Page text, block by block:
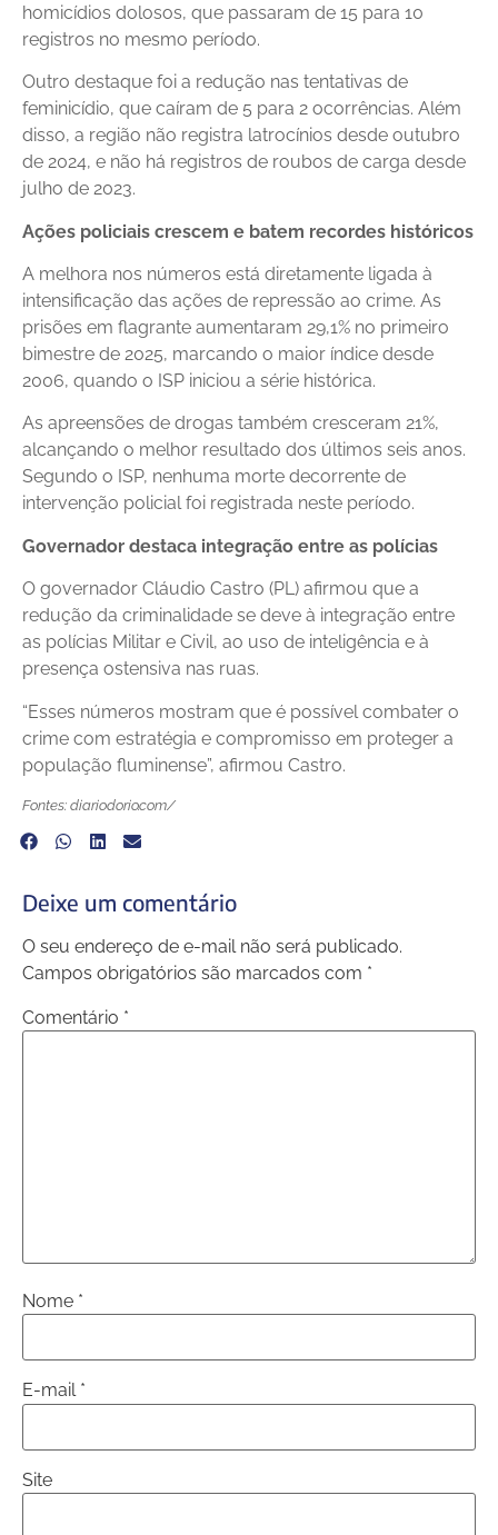
homicídios dolosos, que passaram de 15 para 10
registros no mesmo período.
Outro destaque foi a redução nas tentativas de
feminicídio, que caíram de 5 para 2 ocorrências. Além
disso, a região não registra latrocínios desde outubro
de 2024, e não há registros de roubos de carga desde
julho de 2023.
Ações policiais crescem e batem recordes históricos
A melhora nos números está diretamente ligada à
intensificação das ações de repressão ao crime. As
prisões em flagrante aumentaram 29,1% no primeiro
bimestre de 2025, marcando o maior índice desde
2006, quando o ISP iniciou a série histórica.
As apreensões de drogas também cresceram 21%,
alcançando o melhor resultado dos últimos seis anos.
Segundo o ISP, nenhuma morte decorrente de
intervenção policial foi registrada neste período.
Governador destaca integração entre as polícias
O governador Cláudio Castro (PL) afirmou que a
redução da criminalidade se deve à integração entre
as polícias Militar e Civil, ao uso de inteligência e à
presença ostensiva nas ruas.
“Esses números mostram que é possível combater o
crime com estratégia e compromisso em proteger a
população fluminense”, afirmou Castro.
Fontes: diariodorio.com/
Deixe um comentário
O seu endereço de e-mail não será publicado.
Campos obrigatórios são marcados com *
Comentário *
Nome *
E-mail *
Site